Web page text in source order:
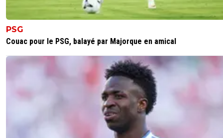
PSG
Couac pour le PSG, balayé par Majorque en amical